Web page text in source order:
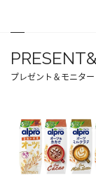
プレゼント＆モニター